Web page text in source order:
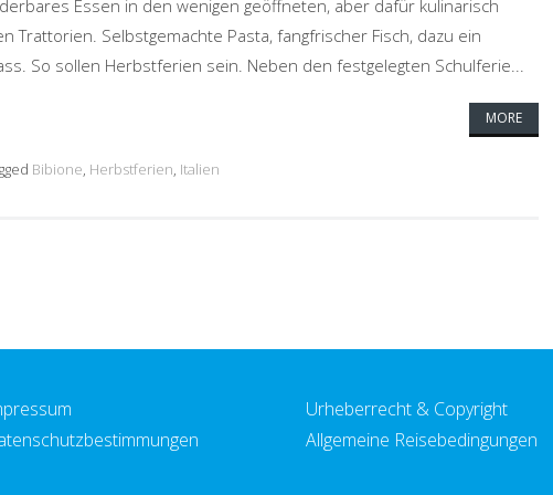
Essen in den wenigen geöffneten, aber dafür kulinarisch
Trattorien. Selbstgemachte Pasta, fangfrischer Fisch, dazu ein
So sollen Herbstferien sein. Neben den festgelegten Schulferie...
MORE
Bibione, Herbstferien, Italien
Urheberrecht & Copyright
Allgemeine Reisebedingungen